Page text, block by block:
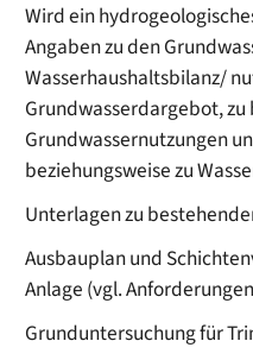
Wird ein
Angaben zu den
Wasserhaushaltsbilanz/
Grundwasserdargebot,
Grundwassernutzungen
beziehungsweise zu
Unterlagen zu
Ausbauplan und
Anlage (vgl.
Grunduntersuchung für